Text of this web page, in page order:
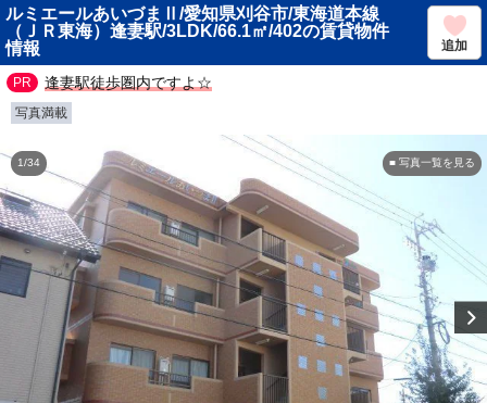
ルミエールあいづまⅡ/愛知県刈谷市/東海道本線
（ＪＲ東海）逢妻駅/3LDK/66.1㎡/402の賃貸物件
情報
追加
逢妻駅徒歩圏内ですよ☆
写真満載
■ 写真一覧を見る
1/34